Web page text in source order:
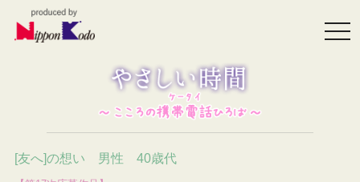
[友へ]の想い 男性 40歳代